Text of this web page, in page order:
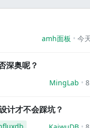
amh面板 今
深奥呢？
MingLab
计才不会踩坑？